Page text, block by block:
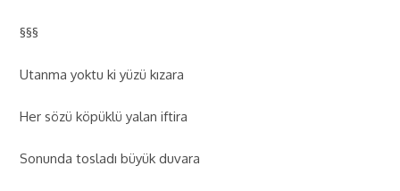
§§§
Utanma yoktu ki yüzü kızara
Her sözü köpüklü yalan iftira
Sonunda tosladı büyük duvara